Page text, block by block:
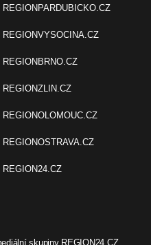
REGIONPARDUBICKO.CZ
REGIONVYSOCINA.CZ
REGIONBRNO.CZ
REGIONZLIN.CZ
REGIONOLOMOUC.CZ
REGIONOSTRAVA.CZ
REGION24.CZ
skupiny REGION24.CZ.